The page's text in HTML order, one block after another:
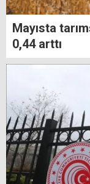
Mayısta
0,44 arttı